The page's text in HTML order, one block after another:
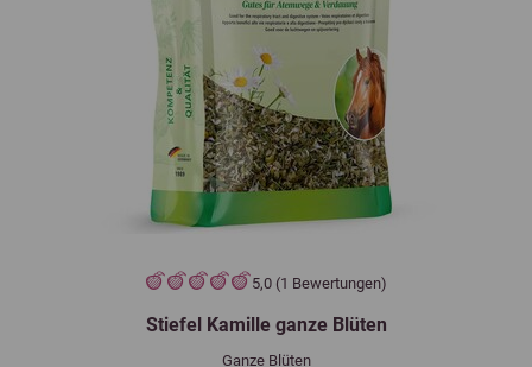
5,0 (1 Bewertungen)
Stiefel Kamille ganze Blüten
Ganze Blüten